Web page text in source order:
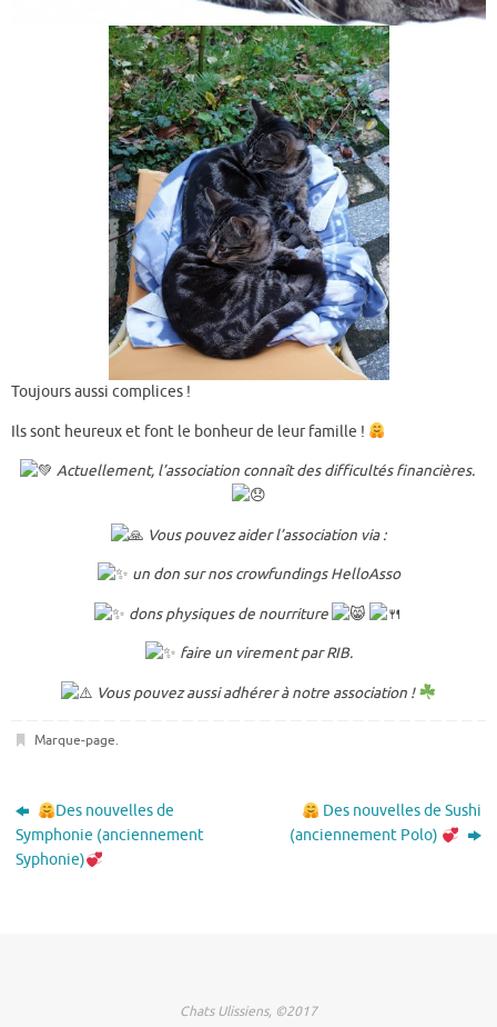
Toujours aussi complices !
Ils sont heureux et font le bonheur de leur famille !
Actuellement, l’association connaît des difficultés financières.
Vous pouvez aider l’association via :
un don sur nos crowfundings HelloAsso
dons physiques de nourriture
faire un virement par RIB.
Vous pouvez aussi adhérer à notre association !
Marque-page.
Des nouvelles de
Symphonie (anciennement
Syphonie)
Des nouvelles de Sushi
(anciennement Polo)
Chats Ulissiens, ©2017